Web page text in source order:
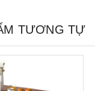
TƯƠNG TỰ